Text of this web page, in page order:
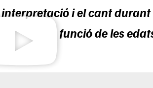
interpretació i el cant durant
funció de les